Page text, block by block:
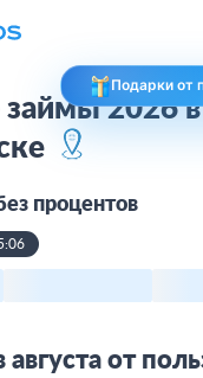
Подарки от
2026 в
процентов
от